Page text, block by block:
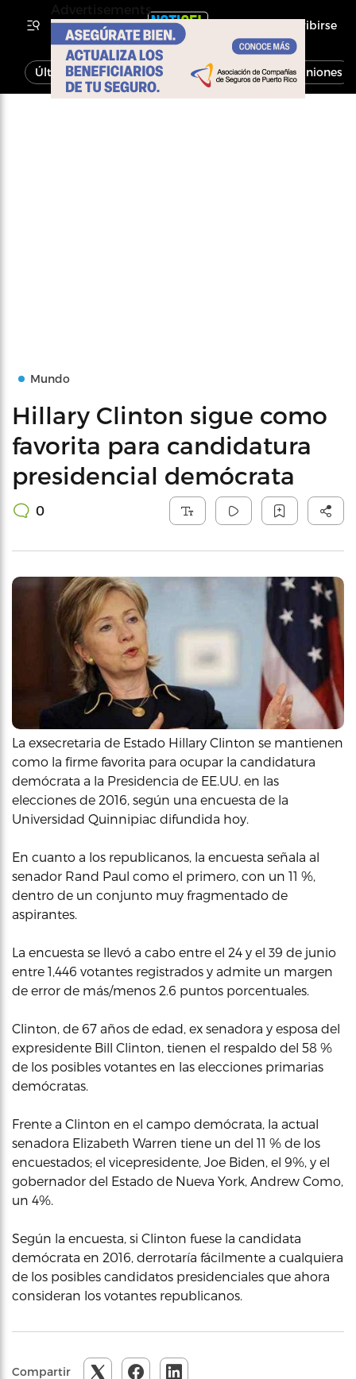
Inscribirse
Última Hora Noticias Economía Opiniones
Mundo
Hillary Clinton sigue como
favorita para candidatura
presidencial demócrata
0
La exsecretaria de Estado Hillary Clinton se mantienen
como la firme favorita para ocupar la candidatura
demócrata a la Presidencia de EE.UU. en las
elecciones de 2016, según una encuesta de la
Universidad Quinnipiac difundida hoy.
En cuanto a los republicanos, la encuesta señala al
senador Rand Paul como el primero, con un 11 %,
dentro de un conjunto muy fragmentado de
aspirantes.
La encuesta se llevó a cabo entre el 24 y el 39 de junio
entre 1,446 votantes registrados y admite un margen
de error de más/menos 2.6 puntos porcentuales.
Clinton, de 67 años de edad, ex senadora y esposa del
expresidente Bill Clinton, tienen el respaldo del 58 %
de los posibles votantes en las elecciones primarias
demócratas.
Frente a Clinton en el campo demócrata, la actual
senadora Elizabeth Warren tiene un del 11 % de los
encuestados; el vicepresidente, Joe Biden, el 9%, y el
gobernador del Estado de Nueva York, Andrew Como,
un 4%.
Según la encuesta, si Clinton fuese la candidata
demócrata en 2016, derrotaría fácilmente a cualquiera
de los posibles candidatos presidenciales que ahora
consideran los votantes republicanos.
Compartir
Advertisements